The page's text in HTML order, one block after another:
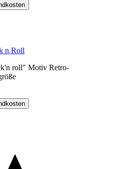
n Roll
roll" Motiv Retro-